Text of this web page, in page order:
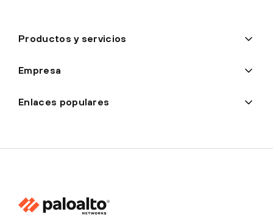
Productos y servicios
Empresa
Enlaces populares